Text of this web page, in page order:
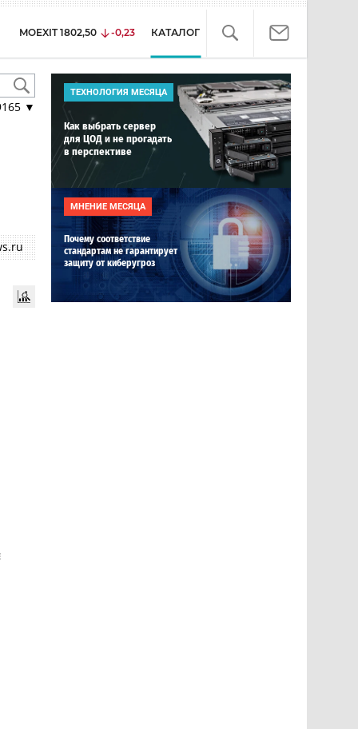
MOEXIT 1802,50 -0,23 КАТАЛОГ
▼
ТЕХНОЛОГИЯ МЕСЯЦА
Как выбрать сервер
для ЦОД и не прогадать
в перспективе
МНЕНИЕ МЕСЯЦА
Почему соответствие
стандартам не гарантирует
защиту от киберугроз